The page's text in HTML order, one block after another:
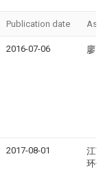
Publication date
2016-07-06 廖引
2017-08-01
江苏
环保